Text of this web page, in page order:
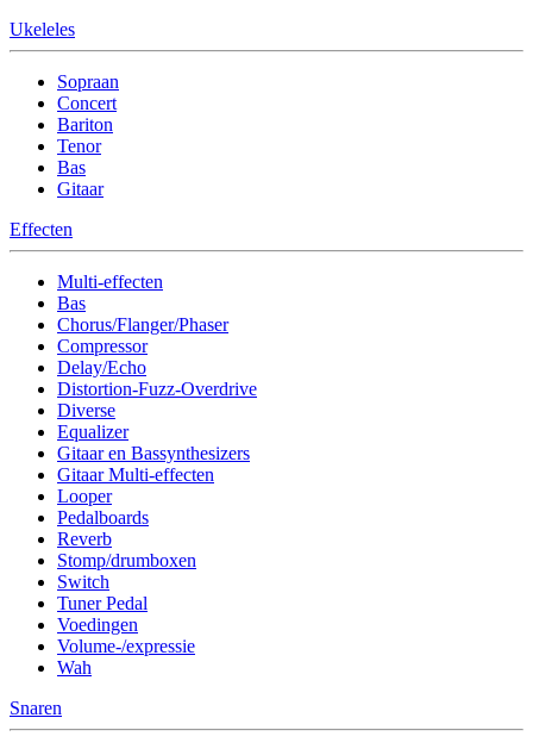
Ukeleles
Sopraan
Concert
Bariton
Tenor
Bas
Gitaar
Effecten
Multi-effecten
Bas
Chorus/Flanger/Phaser
Compressor
Delay/Echo
Distortion-Fuzz-Overdrive
Diverse
Equalizer
Gitaar en Bassynthesizers
Gitaar Multi-effecten
Looper
Pedalboards
Reverb
Stomp/drumboxen
Switch
Tuner Pedal
Voedingen
Volume-/expressie
Wah
Snaren